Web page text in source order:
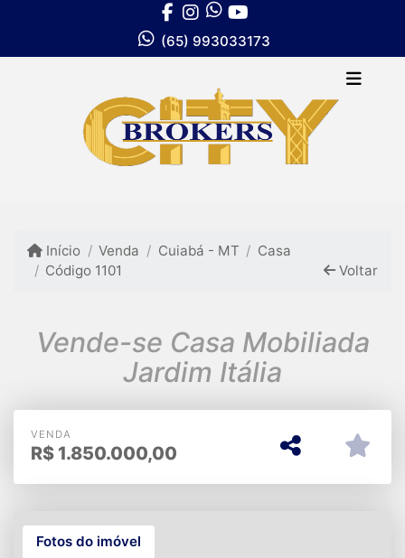
(65) 993033173
Início Venda Cuiabá - MT
Casa
Código 1101
Voltar
Vende-se Casa Mobiliada
Jardim Itália
VENDA
R$ 1.850.000,00
Fotos do imóvel